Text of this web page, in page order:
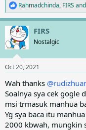
R
e
a
c
t
i
n
s
:
Rahmadchinda, FIRS and
FIRS
Nostalgic
Oct 20, 2021
Wah thanks
Soalnya sya cek gogle
msi trmasuk manhua
Yg sya baca itu
2000 kbwah, mungkin